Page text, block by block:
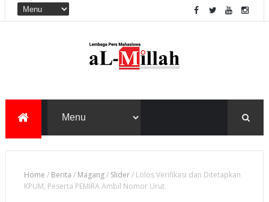
Home / Berita / Magang/ Slider/ Lolos Verifikasi dan Ditetapkan
KPUM, Peserta PEMIRA Ambil Nomor Urut